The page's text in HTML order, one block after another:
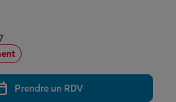
Prendre un RDV